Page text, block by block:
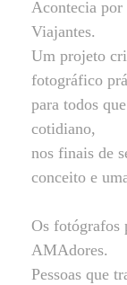
Acontecia
Viajantes.
Um projeto
fotográfico
para todos
cotidiano,
nos finais de
conceito e
Os fotógrafos
AMAdores.
Pessoas que